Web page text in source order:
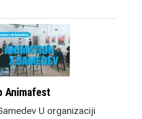
Animafest
U organizaciji